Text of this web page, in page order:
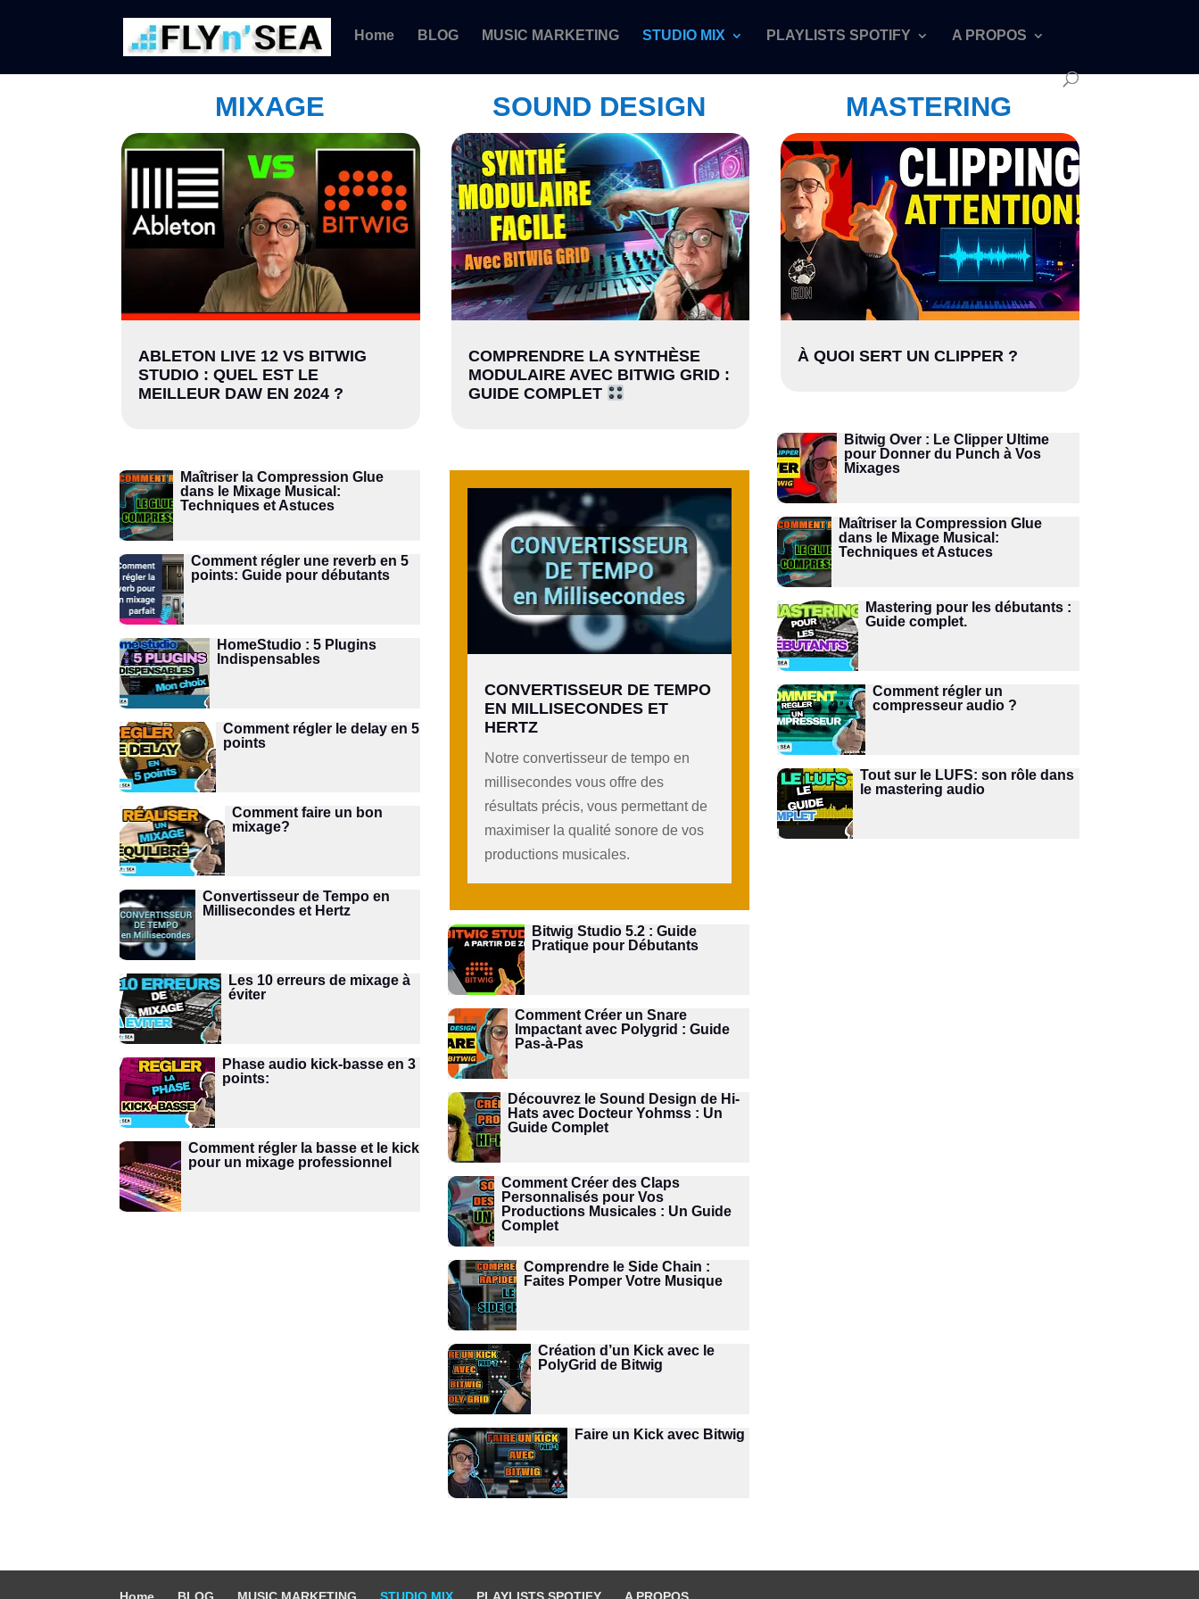
Home BLOG MUSIC MARKETING STUDIO MIX PLAYLISTS SPOTIFY A PROPOS
MIXAGE
ABLETON LIVE 12 VS BITWIG
STUDIO : QUEL EST LE
MEILLEUR DAW EN 2024 ?
Maîtriser la Compression Glue
dans le Mixage Musical:
Techniques et Astuces
Comment régler une reverb en 5
points: Guide pour débutants
HomeStudio : 5 Plugins
Indispensables
Comment régler le delay en 5
points
Comment faire un bon
mixage?
Convertisseur de Tempo en
Millisecondes et Hertz
Les 10 erreurs de mixage à
éviter
Phase audio kick-basse en 3
points:
Comment régler la basse et le kick
pour un mixage professionnel
SOUND DESIGN
COMPRENDRE LA SYNTHÈSE
MODULAIRE AVEC BITWIG GRID :
GUIDE COMPLET
CONVERTISSEUR DE TEMPO
EN MILLISECONDES ET
HERTZ
Notre convertisseur de tempo en
millisecondes vous offre des
résultats précis, vous permettant de
maximiser la qualité sonore de vos
productions musicales.
Bitwig Studio 5.2 : Guide
Pratique pour Débutants
Comment Créer un Snare
Impactant avec Polygrid : Guide
Pas-à-Pas
Découvrez le Sound Design de Hi-
Hats avec Docteur Yohmss : Un
Guide Complet
Comment Créer des Claps
Personnalisés pour Vos
Productions Musicales : Un Guide
Complet
Comprendre le Side Chain :
Faites Pomper Votre Musique
Création d’un Kick avec le
PolyGrid de Bitwig
Faire un Kick avec Bitwig
MASTERING
À QUOI SERT UN CLIPPER ?
Bitwig Over : Le Clipper Ultime
pour Donner du Punch à Vos
Mixages
Maîtriser la Compression Glue
dans le Mixage Musical:
Techniques et Astuces
Mastering pour les débutants :
Guide complet.
Comment régler un
compresseur audio ?
Tout sur le LUFS: son rôle dans
le mastering audio